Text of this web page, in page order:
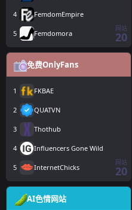
4 FemdomEmpire
5 Femdomora
网站
20
免费OnlyFans
1 FKBAE
2 QUATVN
3 Thothub
4 Influencers Gone Wild
5 InternetChicks
网站
20
AI色情网站